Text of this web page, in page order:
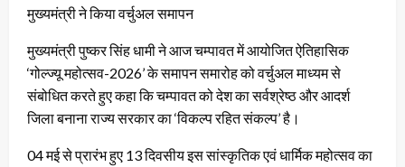
मुख्यमंत्री ने किया वर्चुअल समापन
मुख्यमंत्री पुष्कर सिंह धामी ने आज चम्पावत में आयोजित ऐतिहासिक
‘गोल्ज्यू महोत्सव-2026’ के समापन समारोह को वर्चुअल माध्यम से
संबोधित करते हुए कहा कि चम्पावत को देश का सर्वश्रेष्ठ और आदर्श
जिला बनाना राज्य सरकार का ‘विकल्प रहित संकल्प’ है।
04 मई से प्रारंभ हुए 13 दिवसीय इस सांस्कृतिक एवं धार्मिक महोत्सव का